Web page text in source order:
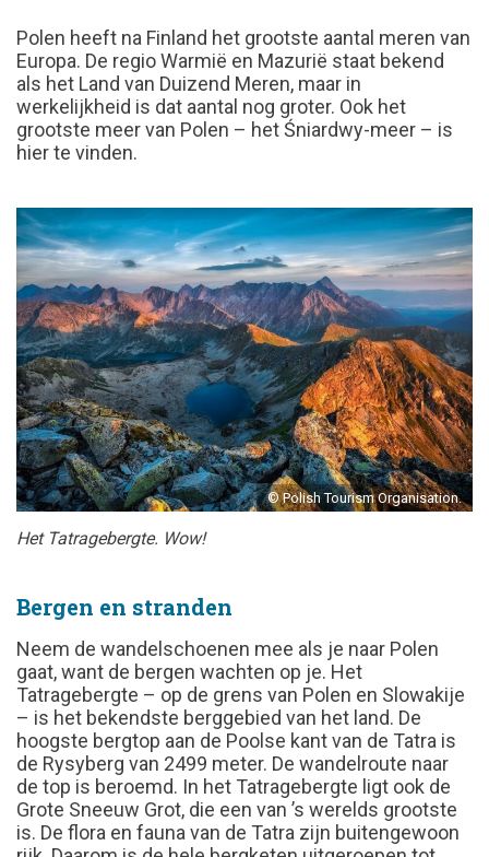
Polen heeft na Finland het grootste aantal meren van
Europa. De regio Warmië en Mazurië staat bekend
als het Land van Duizend Meren, maar in
werkelijkheid is dat aantal nog groter. Ook het
grootste meer van Polen – het Śniardwy-meer – is
hier te vinden.
© Polish Tourism Organisation.
Het Tatragebergte. Wow!
Bergen en stranden
Neem de wandelschoenen mee als je naar Polen
gaat, want de bergen wachten op je. Het
Tatragebergte – op de grens van Polen en Slowakije
­– is het bekendste berggebied van het land. De
hoogste bergtop aan de Poolse kant van de Tatra is
de Rysyberg van 2499 meter. De wandelroute naar
de top is beroemd. In het Tatragebergte ligt ook de
Grote Sneeuw Grot, die een van ’s werelds grootste
is. De flora en fauna van de Tatra zijn buitengewoon